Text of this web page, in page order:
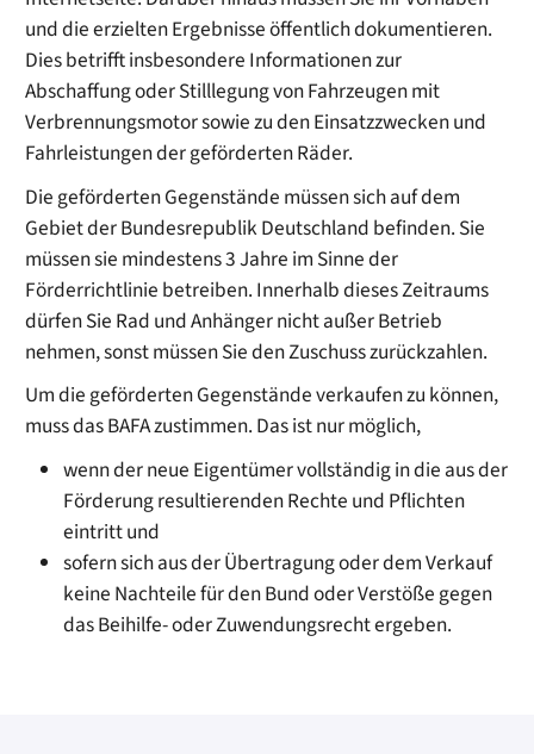
und die erzielten Ergebnisse öffentlich dokumentieren.
Dies betrifft insbesondere Informationen zur
Abschaffung oder Stilllegung von Fahrzeugen mit
Verbrennungsmotor sowie zu den Einsatzzwecken und
Fahrleistungen der geförderten Räder.
Die geförderten Gegenstände müssen sich auf dem
Gebiet der Bundesrepublik Deutschland befinden. Sie
müssen sie mindestens 3 Jahre im Sinne der
Förderrichtlinie betreiben. Innerhalb dieses Zeitraums
dürfen Sie Rad und Anhänger nicht außer Betrieb
nehmen, sonst müssen Sie den Zuschuss zurückzahlen.
Um die geförderten Gegenstände verkaufen zu können,
muss das BAFA zustimmen. Das ist nur möglich,
wenn der neue Eigentümer vollständig in die aus der
Förderung resultierenden Rechte und Pflichten
eintritt und
sofern sich aus der Übertragung oder dem Verkauf
keine Nachteile für den Bund oder Verstöße gegen
das Beihilfe- oder Zuwendungsrecht ergeben.